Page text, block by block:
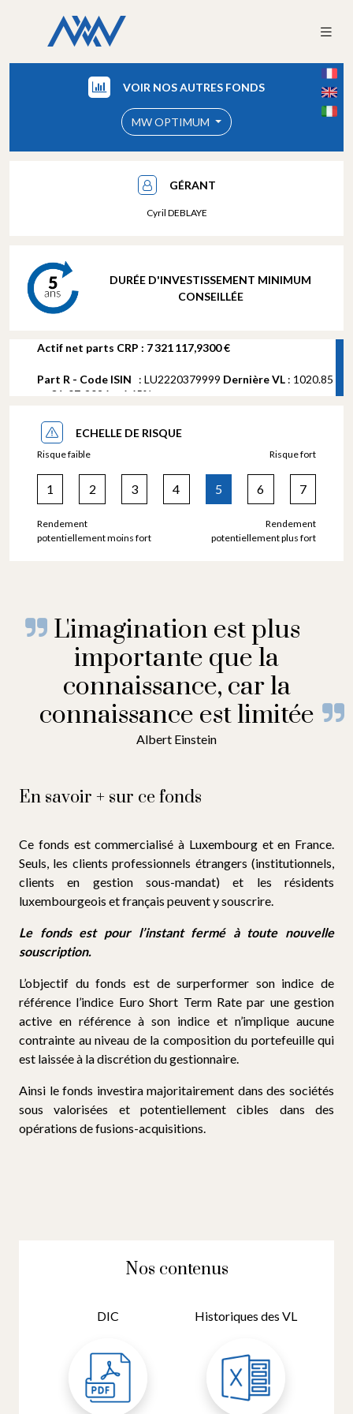
VOIR NOS AUTRES FONDS
MW OPTIMUM
GÉRANT
Cyril DEBLAYE
DURÉE D'INVESTISSEMENT MINIMUM
CONSEILLÉE
Actif net parts CRP : 7 321 117,9300 €
ECHELLE DE RISQUE
Risque faible Risque fort
1 2 3 4 5 6 7
Rendement
potentiellement moins fort
Rendement
potentiellement plus fort
L'imagination est plus
importante que la
connaissance, car la
connaissance est limitée
Albert Einstein
En savoir + sur ce fonds
Ce fonds est commercialisé à Luxembourg et en France.
Seuls, les clients professionnels étrangers (institutionnels,
clients en gestion sous-mandat) et les résidents
luxembourgeois et français peuvent y souscrire.
Le fonds est pour l’instant fermé à toute nouvelle
souscription.
L’objectif du fonds est de surperformer son indice de
référence l’indice Euro Short Term Rate par une gestion
active en référence à son indice et n’implique aucune
contrainte au niveau de la composition du portefeuille qui
est laissée à la discrétion du gestionnaire.
Ainsi le fonds investira majoritairement dans des sociétés
sous valorisées et potentiellement cibles dans des
opérations de fusions-acquisitions.
Nos contenus
DIC Historiques des VL